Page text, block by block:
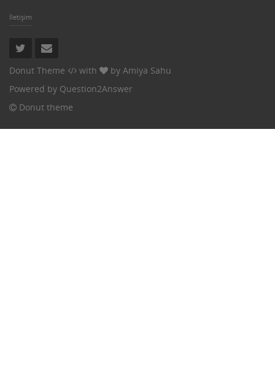
İletişim
Donut Theme with by Amiya Sahu
Powered by Question2Answer
Donut theme